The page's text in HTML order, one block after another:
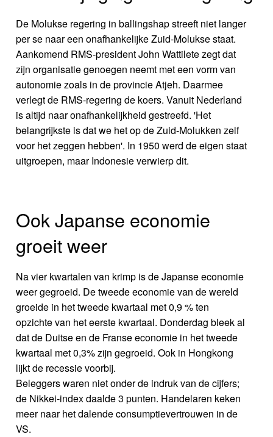
De Molukse regering in ballingshap streeft niet langer
per se naar een onafhankelijke Zuid-Molukse staat.
Aankomend RMS-president John Wattilete zegt dat
zijn organisatie genoegen neemt met een vorm van
autonomie zoals in de provincie Atjeh. Daarmee
verlegt de RMS-regering de koers. Vanuit Nederland
is altijd naar onafhankelijkheid gestreefd. 'Het
belangrijkste is dat we het op de Zuid-Molukken zelf
voor het zeggen hebben'. In 1950 werd de eigen staat
uitgroepen, maar Indonesie verwierp dit.
Ook Japanse economie
groeit weer
Na vier kwartalen van krimp is de Japanse economie
weer gegroeid. De tweede economie van de wereld
groeide in het tweede kwartaal met 0,9 % ten
opzichte van het eerste kwartaal. Donderdag bleek al
dat de Duitse en de Franse economie in het tweede
kwartaal met 0,3% zijn gegroeid. Ook in Hongkong
lijkt de recessie voorbij.
Beleggers waren niet onder de indruk van de cijfers;
de Nikkei-index daalde 3 punten. Handelaren keken
meer naar het dalende consumptievertrouwen in de
VS.